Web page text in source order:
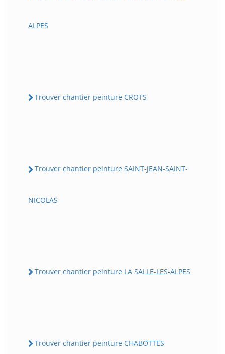
ALPES
Trouver chantier peinture CROTS
Trouver chantier peinture SAINT-JEAN-SAINT-
NICOLAS
Trouver chantier peinture LA SALLE-LES-ALPES
Trouver chantier peinture CHABOTTES